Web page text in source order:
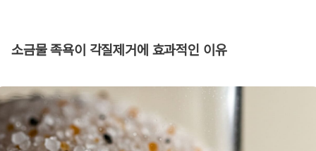
소금물 족욕이 각질제거에 효과적인 이유